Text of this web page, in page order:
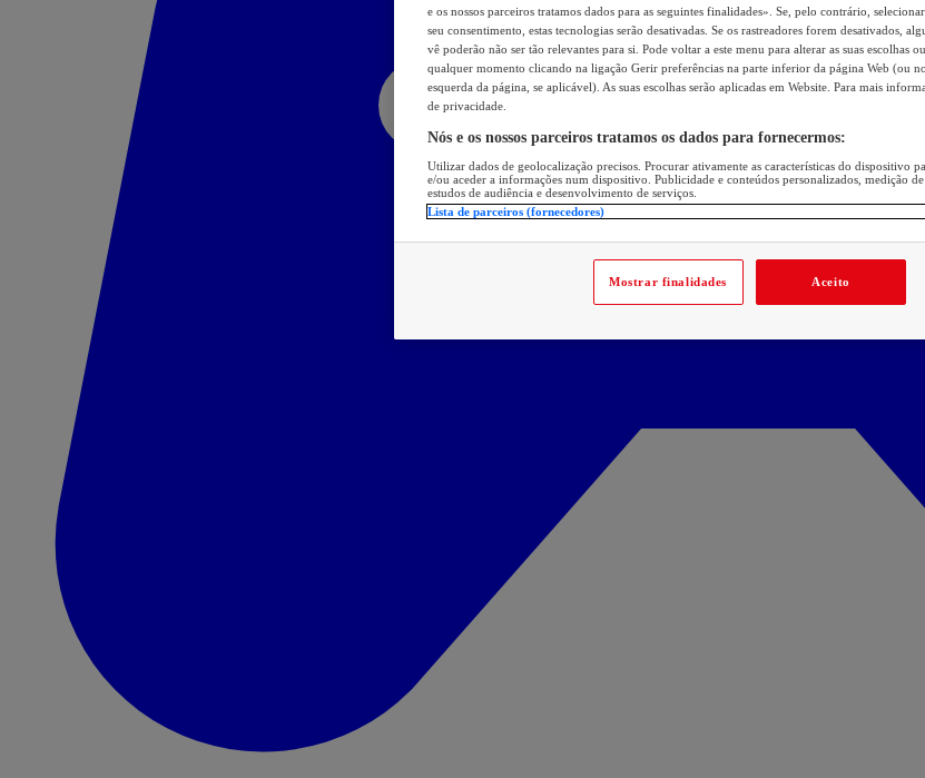
e os nossos parceiros tratamos dados para as seguintes finalidades». Se, pelo contrário,
seu consentimento, estas tecnologias serão desativadas. Se os rastreadores forem desativados,
vê poderão não ser tão relevantes para si. Pode voltar a este menu para alterar as suas escolhas
qualquer momento clicando na ligação Gerir preferências na parte inferior da página Web (ou
esquerda da página, se aplicável). As suas escolhas serão aplicadas em Website. Para mais
de privacidade.
Nós e os nossos parceiros tratamos os dados para fornecermos:
Utilizar dados de geolocalização precisos. Procurar ativamente as características do dispositivo
e/ou aceder a informações num dispositivo. Publicidade e conteúdos personalizados, medição
estudos de audiência e desenvolvimento de serviços.
Lista de parceiros (fornecedores)
Mostrar finalidades Aceito